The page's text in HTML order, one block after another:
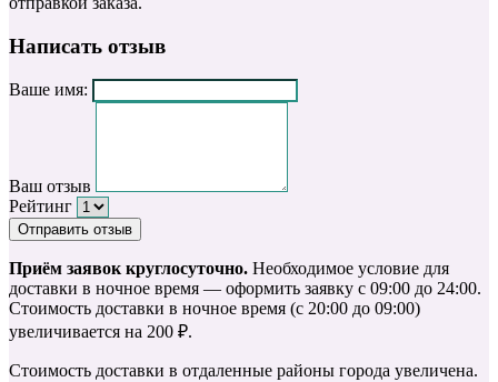
Написать отзыв
Ваше имя:
Ваш отзыв
Рейтинг
Отправить отзыв
Приём заявок круглосуточно. Необходимое условие для
доставки в ночное время — оформить заявку с 09:00 до 24:00.
Стоимость доставки в ночное время (с 20:00 до 09:00)
увеличивается на 200 ₽.
Стоимость доставки в отдаленные районы города увеличена.